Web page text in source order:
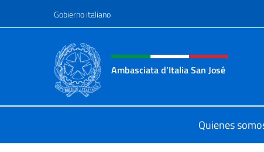
Gobierno italiano
Encabezado del sitio web,
Ambasciata d’Italia San José
Quienes